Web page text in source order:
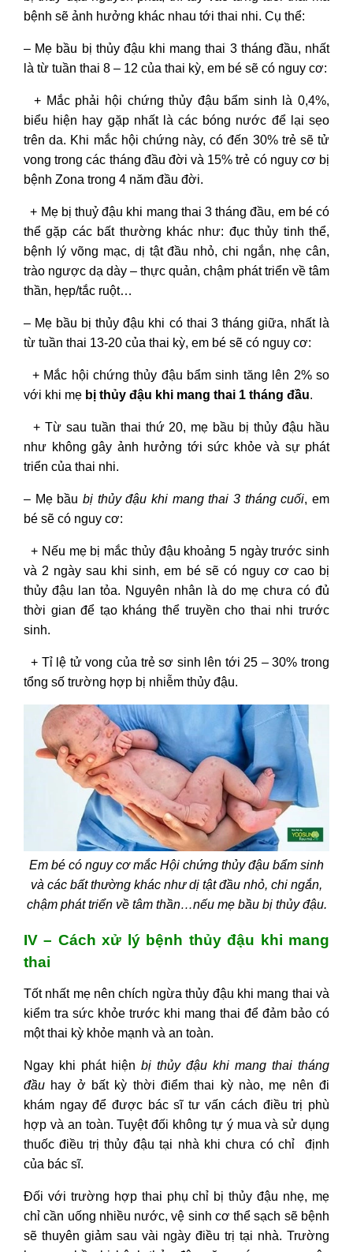
bệnh sẽ ảnh hưởng khác nhau tới thai nhi. Cụ thể:
– Mẹ bầu bị thủy đậu khi mang thai 3 tháng đầu, nhất
là từ tuần thai 8 – 12 của thai kỳ, em bé sẽ có nguy cơ:
+ Mắc phải hội chứng thủy đậu bẩm sinh là 0,4%,
biểu hiện hay gặp nhất là các bóng nước để lại sẹo
trên da. Khi mắc hội chứng này, có đến 30% trẻ sẽ tử
vong trong các tháng đầu đời và 15% trẻ có nguy cơ bị
bệnh Zona trong 4 năm đầu đời.
+ Mẹ bị thuỷ đậu khi mang thai 3 tháng đầu, em bé có
thể gặp các bất thường khác như: đục thủy tinh thể,
bệnh lý võng mạc, dị tật đầu nhỏ, chi ngắn, nhẹ cân,
trào ngược dạ dày – thực quản, chậm phát triển về tâm
thần, hẹp/tắc ruột…
– Mẹ bầu bị thủy đậu khi có thai 3 tháng giữa, nhất là
từ tuần thai 13-20 của thai kỳ, em bé sẽ có nguy cơ:
+ Mắc hội chứng thủy đậu bẩm sinh tăng lên 2% so
với khi mẹ bị thủy đậu khi mang thai 1 tháng đầu.
+ Từ sau tuần thai thứ 20, mẹ bầu bị thủy đậu hầu
như không gây ảnh hưởng tới sức khỏe và sự phát
triển của thai nhi.
– Mẹ bầu bị thủy đậu khi mang thai 3 tháng cuối, em
bé sẽ có nguy cơ:
+ Nếu mẹ bị mắc thủy đậu khoảng 5 ngày trước sinh
và 2 ngày sau khi sinh, em bé sẽ có nguy cơ cao bị
thủy đậu lan tỏa. Nguyên nhân là do mẹ chưa có đủ
thời gian để tạo kháng thể truyền cho thai nhi trước
sinh.
+ Tỉ lệ tử vong của trẻ sơ sinh lên tới 25 – 30% trong
tổng số trường hợp bị nhiễm thủy đậu.
Em bé có nguy cơ mắc Hội chứng thủy đậu bẩm sinh
và các bất thường khác như dị tật đầu nhỏ, chi ngắn,
chậm phát triển về tâm thần…nếu mẹ bầu bị thủy đậu.
IV – Cách xử lý bệnh thủy đậu khi mang
thai
Tốt nhất mẹ nên chích ngừa thủy đậu khi mang thai và
kiểm tra sức khỏe trước khi mang thai để đảm bảo có
một thai kỳ khỏe mạnh và an toàn.
Ngay khi phát hiện bị thủy đậu khi mang thai tháng
đầu hay ở bất kỳ thời điểm thai kỳ nào, mẹ nên đi
khám ngay để được bác sĩ tư vấn cách điều trị phù
hợp và an toàn. Tuyệt đối không tự ý mua và sử dụng
thuốc điều trị thủy đậu tại nhà khi chưa có chỉ định
của bác sĩ.
Đối với trường hợp thai phụ chỉ bị thủy đậu nhẹ, mẹ
chỉ cần uống nhiều nước, vệ sinh cơ thể sạch sẽ bệnh
sẽ thuyên giảm sau vài ngày điều trị tại nhà. Trường